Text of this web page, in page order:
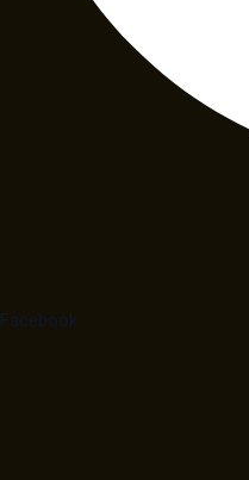
Facebook